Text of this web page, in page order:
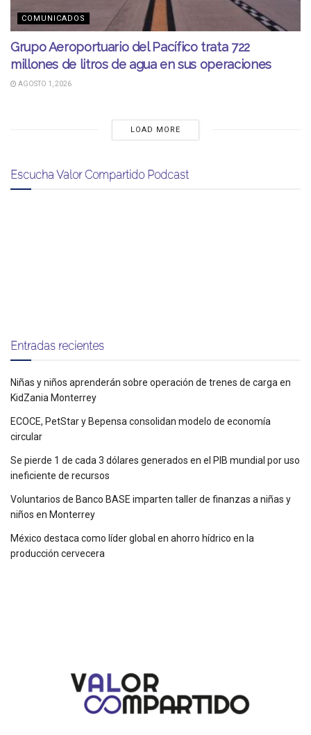
COMUNICADOS
Grupo Aeroportuario del Pacífico trata 722
millones de litros de agua en sus operaciones
AGOSTO 1, 2026
LOAD MORE
Escucha Valor Compartido Podcast
Entradas recientes
Niñas y niños aprenderán sobre operación de trenes de carga en
KidZania Monterrey
ECOCE, PetStar y Bepensa consolidan modelo de economía
circular
Se pierde 1 de cada 3 dólares generados en el PIB mundial por uso
ineficiente de recursos
Voluntarios de Banco BASE imparten taller de finanzas a niñas y
niños en Monterrey
México destaca como líder global en ahorro hídrico en la
producción cervecera